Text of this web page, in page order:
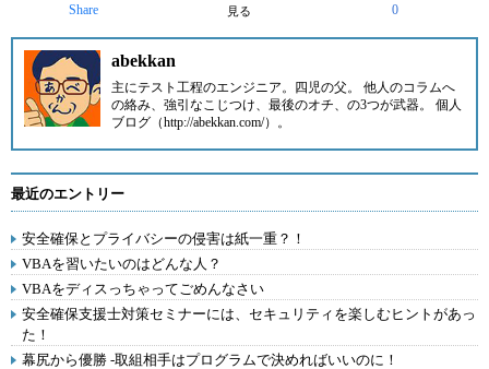
Share 見る 0
abekkan
主にテスト工程のエンジニア。四児の父。 他人のコラムへ
の絡み、強引なこじつけ、最後のオチ、の3つが武器。 個人
ブログ（http://abekkan.com/）。
最近のエントリー
安全確保とプライバシーの侵害は紙一重？！
VBAを習いたいのはどんな人？
VBAをディスっちゃってごめんなさい
安全確保支援士対策セミナーには、セキュリティを楽しむヒントがあっ
た！
幕尻から優勝 -取組相手はプログラムで決めればいいのに！